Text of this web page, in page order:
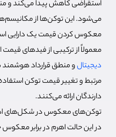
استقراضی کاهش پیدا می‌کند و
می‌شود. این‌ توکن‌ها از
معکوس کردن قیمت یک دارایی
معمولاً از ترکیبی از فیدهای
دیجیتالو منطق قرارداد هوشمند
مرتبط و تغییر قیمت توکن
دارندگان ارائه می‌کنند.
توکن‌های معکوس در شکل‌های
در این حالت اهرم در برابر